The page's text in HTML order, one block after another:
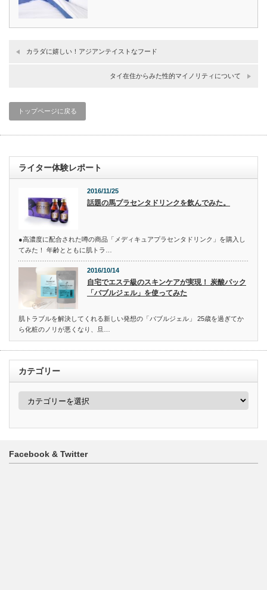
カラダに嬉しい！アジアンテイストなフード
タイ在住からみた性的マイノリティについて
トップページに戻る
ライター体験レポート
2016/11/25
話題の馬プラセンタドリンクを飲んでみた。
●高濃度に配合された噂の商品「メディキュアプラセンタドリンク」を購入し
てみた！ 年齢とともに肌トラ…
2016/10/14
自宅でエステ級のスキンケアが実現！ 炭酸パック
「バブルジェル」を使ってみた
肌トラブルを解決してくれる新しい発想の「バブルジェル」 25歳を過ぎてか
ら化粧のノリが悪くなり、旦…
カテゴリー
Facebook & Twitter